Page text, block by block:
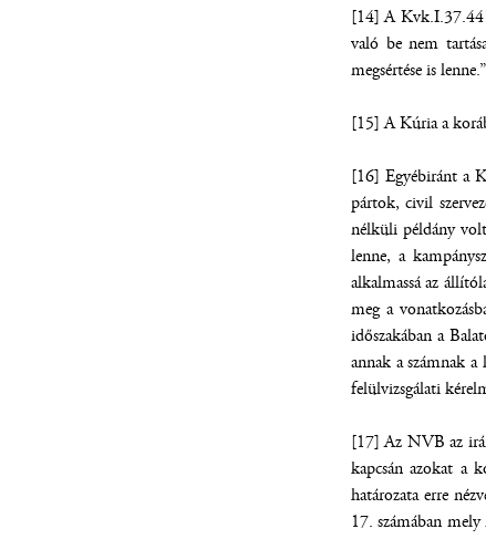
[14] A
való be nem
megsértése is lenne.”
[15] A Kúria a
[16] Egyébiránt a
pártok, civil
nélküli példány
lenne, a
alkalmassá az
meg a
időszakában a
annak a számnak
felülvizsgálati
[17] Az NVB az
kapcsán azokat a
határozata erre
17. számában